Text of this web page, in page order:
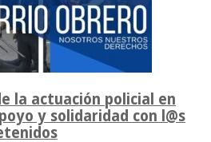
la actuación policial en
y solidaridad con l@s